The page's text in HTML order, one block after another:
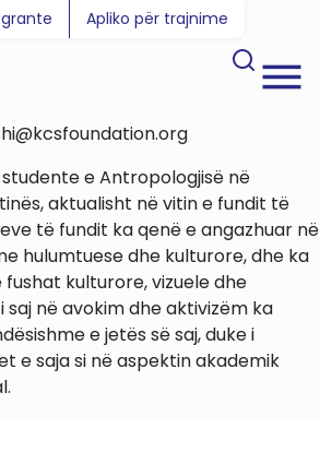
Apliko për trajnime
e Antropologjisë në
aktualisht në vitin e fundit të
të fundit ka qenë e angazhuar në
hulumtuese dhe kulturore, dhe ka
kulturore, vizuele dhe
saj në avokim dhe aktivizëm ka
e jetës së saj, duke i
e saja si në aspektin akademik